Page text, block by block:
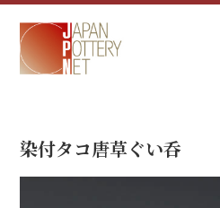
染付タコ唐草ぐい呑